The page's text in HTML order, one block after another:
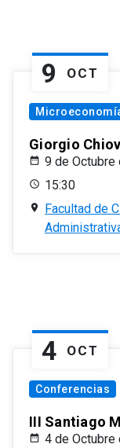
9 OCT
Giorgio
9 de Octubre
15:30
Facultad de
4 OCT
Conferencias
III Santiago
4 de Octubre